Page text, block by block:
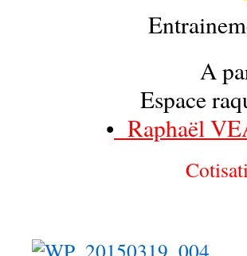
A
Espace
• Raphaël